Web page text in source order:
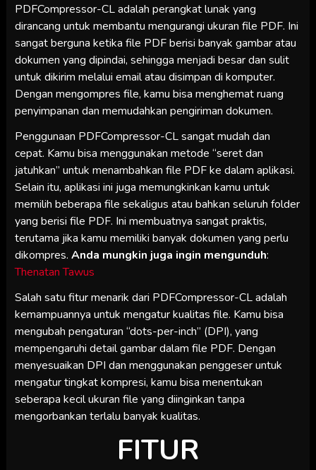
PDFCompressor-CL adalah perangkat lunak yang
dirancang untuk membantu mengurangi ukuran file PDF. Ini
sangat berguna ketika file PDF berisi banyak gambar atau
dokumen yang dipindai, sehingga menjadi besar dan sulit
untuk dikirim melalui email atau disimpan di komputer.
Dengan mengompres file, kamu bisa menghemat ruang
penyimpanan dan memudahkan pengiriman dokumen.
Penggunaan PDFCompressor-CL sangat mudah dan
cepat. Kamu bisa menggunakan metode “seret dan
jatuhkan” untuk menambahkan file PDF ke dalam aplikasi.
Selain itu, aplikasi ini juga memungkinkan kamu untuk
memilih beberapa file sekaligus atau bahkan seluruh folder
yang berisi file PDF. Ini membuatnya sangat praktis,
terutama jika kamu memiliki banyak dokumen yang perlu
dikompres. Anda mungkin juga ingin mengunduh:
Thenatan Tawus
Salah satu fitur menarik dari PDFCompressor-CL adalah
kemampuannya untuk mengatur kualitas file. Kamu bisa
mengubah pengaturan “dots-per-inch” (DPI), yang
mempengaruhi detail gambar dalam file PDF. Dengan
menyesuaikan DPI dan menggunakan penggeser untuk
mengatur tingkat kompresi, kamu bisa menentukan
seberapa kecil ukuran file yang diinginkan tanpa
mengorbankan terlalu banyak kualitas.
FITUR